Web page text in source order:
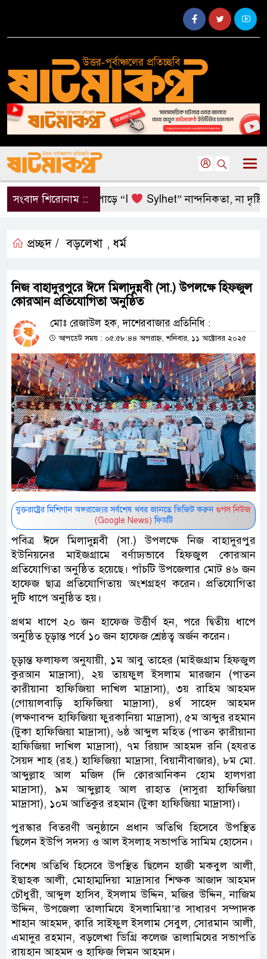
সংবাদ শিরোনাম ::
সুরমা নদীর পাড়ে “I Sylhet” নান্দনিকতা, না
প্রচ্ছদ / বড়লেখা , ধর্ম
নিজ বাহাদুরপুরে ঈদে মিলাদুন্নবী (সা.) উপলক্ষে হিফজুল
কোরআন প্রতিযোগিতা অনুষ্ঠিত
মোঃ রেজাউল হক, দাশেরবাজার প্রতিনিধি :
আপডেট সময় : ০৫:৫৮:৪৪ অপরাহ্ন, শনিবার, ১১ অক্টোবর ২০২৫
যুক্তরাষ্ট্রের মিশিগান অঙ্গরাজ্যের সর্বশেষ খবর জানতে ভিজিট করুন গুগল নিউজ
(Google News) ফিডটি
পবিত্র ঈদে মিলাদুন্নবী (সা.) উপলক্ষে নিজ বাহাদুরপুর
ইউনিয়নের মাইজগ্রামে বর্ণাঢ্যভাবে হিফজুল কোরআন
প্রতিযোগিতা অনুষ্ঠিত হয়েছে। পাঁচটি উপজেলার মোট ৪৬ জন
হাফেজ ছাত্র প্রতিযোগিতায় অংশগ্রহণ করেন। প্রতিযোগিতা
দুটি ধাপে অনুষ্ঠিত হয়।
প্রথম ধাপে ২০ জন হাফেজ উত্তীর্ণ হন, পরে দ্বিতীয় ধাপে
অনুষ্ঠিত চূড়ান্ত পর্বে ১০ জন হাফেজ শ্রেষ্ঠত্ব অর্জন করেন।
চূড়ান্ত ফলাফল অনুযায়ী, ১ম আবু তাহের (মাইজগ্রাম হিফজুল
কুরআন মাদ্রাসা), ২য় তায়ফুল ইসলাম মারজান (পাতন
ক্বারীয়ানা হাফিজিয়া দাখিল মাদ্রাসা), ৩য় রাহিম আহমদ
(গোয়ালবাড়ি হাফিজিয়া মাদ্রাসা), ৪র্থ সাহেদ আহমদ
(লক্ষণাবন্দ হাফিজিয়া ফুরকানিয়া মাদ্রাসা), ৫ম আব্দুর রহমান
(টুকা হাফিজিয়া মাদ্রাসা), ৬ষ্ঠ আব্দুল মহিত (পাতন ক্বারীয়ানা
হাফিজিয়া দাখিল মাদ্রাসা), ৭ম রিয়াদ আহমদ রনি (হযরত
সৈয়দ শাহ (রহ.) হাফিজিয়া মাদ্রাসা, বিয়ানীবাজার), ৮ম মো.
আব্দুল্লাহ আল মজিদ (দি ক্বোরআনিকন হোম হালগরা
মাদ্রাসা), ৯ম আব্দুল্লাহ আল রাহাত (দাসুরা হাফিজিয়া
মাদ্রাসা), ১০ম আতিকুর রহমান (টুকা হাফিজিয়া মাদ্রাসা)।
পুরস্কার বিতরণী অনুষ্ঠানে প্রধান অতিথি হিসেবে উপস্থিত
ছিলেন ইউপি সদস্য ও আল ইসলাহ সভাপতি সামিম হোসেন।
বিশেষ অতিথি হিসেবে উপস্থিত ছিলেন হাজী মকবুল আলী,
ইছাহক আলী, মোহাম্মদিয়া মাদ্রাসার শিক্ষক আজাদ আহমদ
চৌধুরী, আব্দুল হাসিব, ইসলাম উদ্দিন, মজির উদ্দিন, নাজিম
উদ্দিন, উপজেলা তালামিযে ইসলামিয়া’র সাধারণ সম্পাদক
শাহান আহমদ, ক্বারি সাইফুল ইসলাম সেবুল, সোরমান আলী,
এমাদুর রহমান, বড়লেখা ডিগ্রি কলেজ তালামিযের সভাপতি
রায়হান আহমদ ও হাফিজ লিমন আহমদ।